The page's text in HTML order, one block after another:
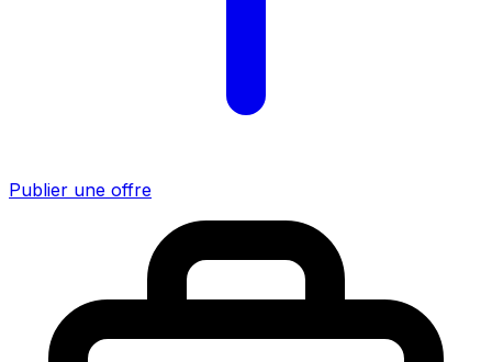
Publier une offre